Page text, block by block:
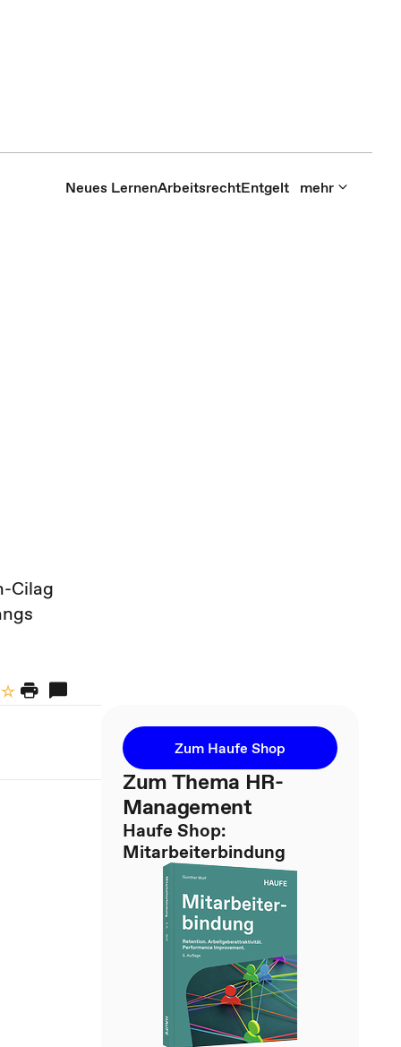
Neues LernenArbeitsrechtEntgelt mehr
Cilag
Zum Haufe Shop
Zum Thema HR-
Management
Haufe Shop:
Mitarbeiterbindung